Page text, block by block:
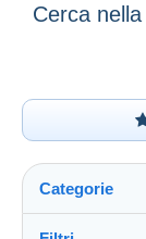
Cerca
Categorie